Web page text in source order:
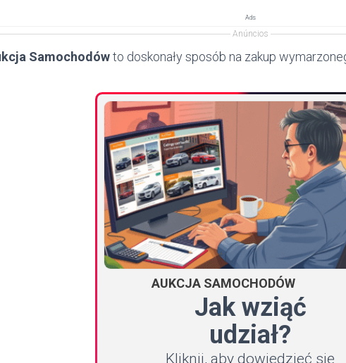
Ads
Anúncios
Samochodówto doskonały sposób na zakup
AUKCJA SAMOCHODÓW
Jak wziąć
udział?
Kliknij, aby dowiedzieć się